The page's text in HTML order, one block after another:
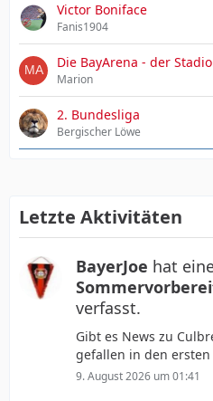
Victor Boniface
Fanis1904
Die BayArena - der
Marion
2. Bundesliga
Bergischer Löwe
Letzte Aktivitäten
BayerJoe hat
verfasst.
Gibt es News zu
gefallen in den
9. August 2026 um 01:41